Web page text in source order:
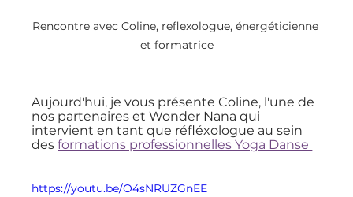
Rencontre avec Coline, reflexologue, énergéticienne
et formatrice
Aujourd'hui, je vous présente Coline, l'une de
nos partenaires et Wonder Nana qui
intervient en tant que réfléxologue au sein
des formations professionnelles Yoga Danse
https://youtu.be/O4sNRUZGnEE